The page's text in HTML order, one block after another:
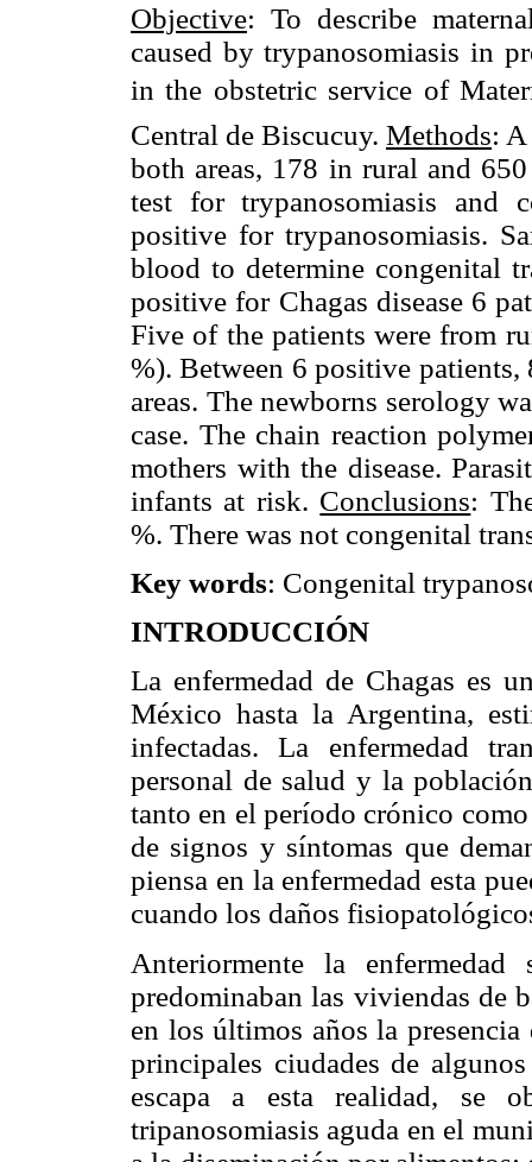
Objective: To describe
caused by trypanosomiasis in
in the obstetric service of
Central de Biscucuy. Methods:
both areas, 178 in rural and
test for trypanosomiasis and
positive for trypanosomiasis.
blood to determine congenital
positive for Chagas disease 6
Five of the patients were from
%). Between 6 positive
areas. The newborns serology
case. The chain reaction
mothers with the disease.
infants at risk. Conclusions:
%. There was not congenital
Key words: Congenital
INTRODUCCIÓN
La enfermedad de Chagas es
México hasta la Argentina,
infectadas. La enfermedad
personal de salud y la
tanto en el período crónico
de signos y síntomas que
piensa en la enfermedad esta
cuando los daños
Anteriormente la
predominaban las viviendas de
en los últimos años la
principales ciudades de
escapa a esta realidad, se
tripanosomiasis aguda en el